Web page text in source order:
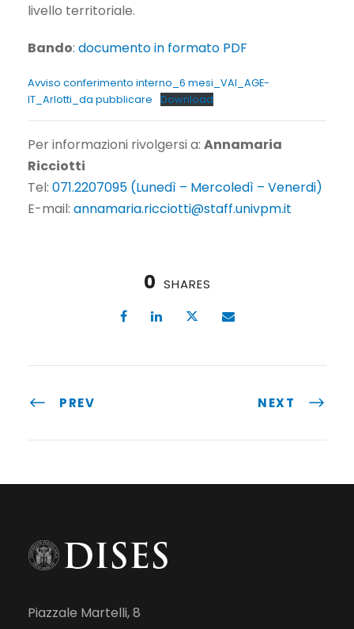
livello territoriale.
Bando: documento in formato PDF
Avviso conferimento interno_6 mesi_VAI_AGE-
IT_Arlotti_da pubblicare
Download
Per informazioni rivolgersi a: Annamaria
Ricciotti
Tel: 071.2207095 (Lunedì – Mercoledì – Venerdi)
E-mail: annamaria.ricciotti@staff.univpm.it
0 SHARES
PREV NEXT
Piazzale Martelli, 8